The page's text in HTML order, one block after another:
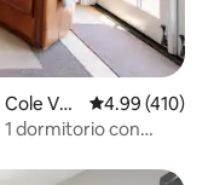
Vall
Calificación
4.99 (410)
1 dormitorio con